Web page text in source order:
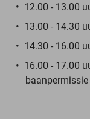
12.00 - 13.00
13.00 - 14.30
14.30 - 16.00
16.00 - 17.00
baanpermissie